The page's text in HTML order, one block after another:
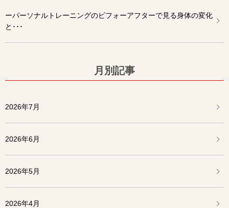
ーパーソナルトレーニングのビフォーアフターで見る身体の変化
と･･･
月別記事
2026年7月
2026年6月
2026年5月
2026年4月